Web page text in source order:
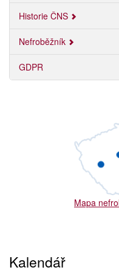
Historie ČNS
Nefroběžník
GDPR
Mapa
Kalendář